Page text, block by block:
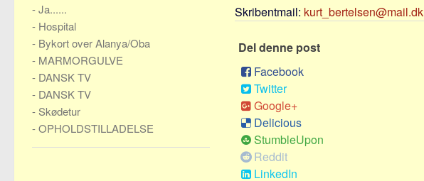
Skribentmail: kurt_bertelsen@mail.dk
Del denne post
Facebook
Twitter
Google+
Delicious
StumbleUpon
Reddit
LinkedIn
-Ja......
- Hospital
- Bykort over Alanya/Oba
- MARMORGULVE
- DANSK TV
- DANSK TV
- Skødetur
-OPHOLDSTILLADELSE